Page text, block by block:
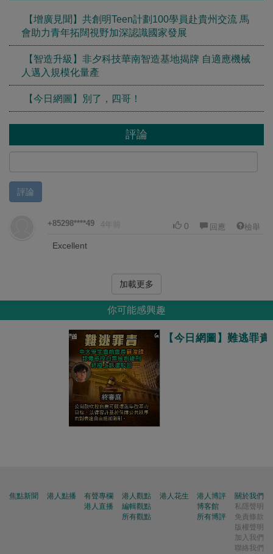
【增廣見聞】共創明Teen計劃100學員赴貴州交流 馬
會助力青年拓闊視野加深認識國家發展
【智造升級】非夕科技華南智造基地揭牌 自適應機械
人邁入規模化量產
【今日網圖】別了，四哥！
評論
評論
+85298****49 4年前 0 回應 檢舉
Excellent
加載更多
你可能感興趣
【今日網圖】難逃罪責
焦點新聞 港人點播
有聲專欄
港人直播
港人觀點
編輯觀點
所有觀點
港人花生
港人博評
博客館
所有博評
關於我們
私隱聲明
免責條款
版權聲明
加入我們
聯絡我們